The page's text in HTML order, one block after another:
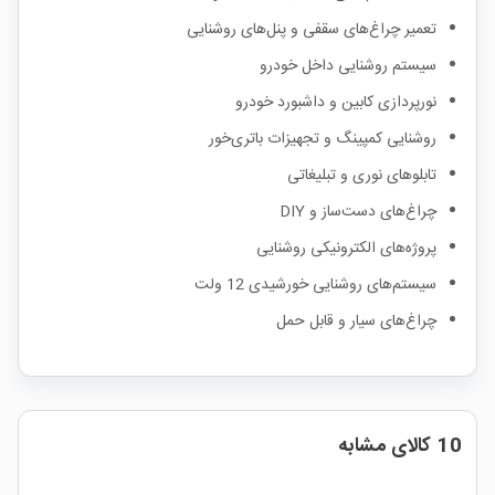
تعمیر چراغ‌های سقفی و پنل‌های روشنایی
سیستم روشنایی داخل خودرو
نورپردازی کابین و داشبورد خودرو
روشنایی کمپینگ و تجهیزات باتری‌خور
تابلوهای نوری و تبلیغاتی
چراغ‌های دست‌ساز و DIY
پروژه‌های الکترونیکی روشنایی
سیستم‌های روشنایی خورشیدی 12 ولت
چراغ‌های سیار و قابل حمل
10 کالای مشابه